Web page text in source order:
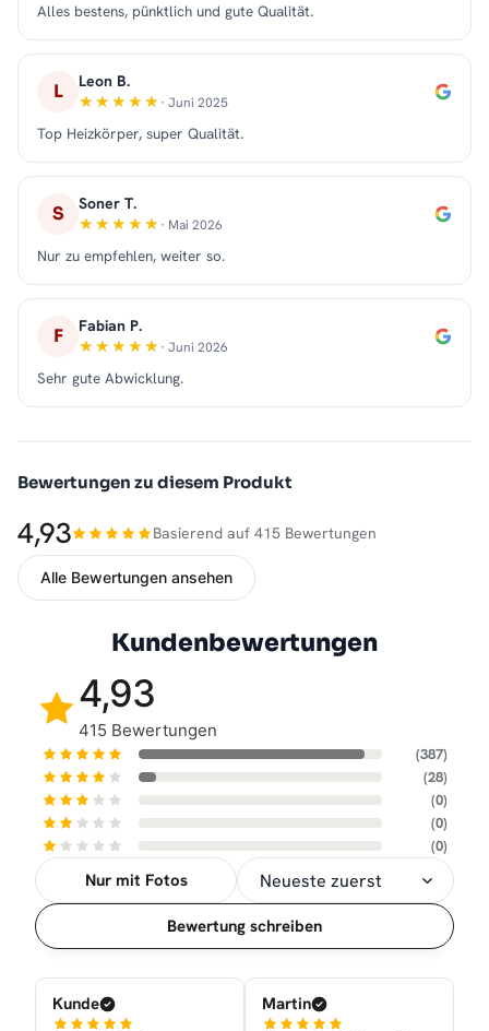
Alles bestens, pünktlich und gute Qualität.
L Leon B.
· Juni 2025
Top Heizkörper, super Qualität.
S Soner T.
· Mai 2026
Nur zu empfehlen, weiter so.
F Fabian P.
· Juni 2026
Sehr gute Abwicklung.
Bewertungen zu diesem Produkt
4,93 Basierend auf 415 Bewertungen
Alle Bewertungen ansehen
Kundenbewertungen
4,93
415 Bewertungen
(387)
(28)
(0)
(0)
(0)
Nur mit Fotos
Sortierung
Bewertung schreiben
Kunde
Martin